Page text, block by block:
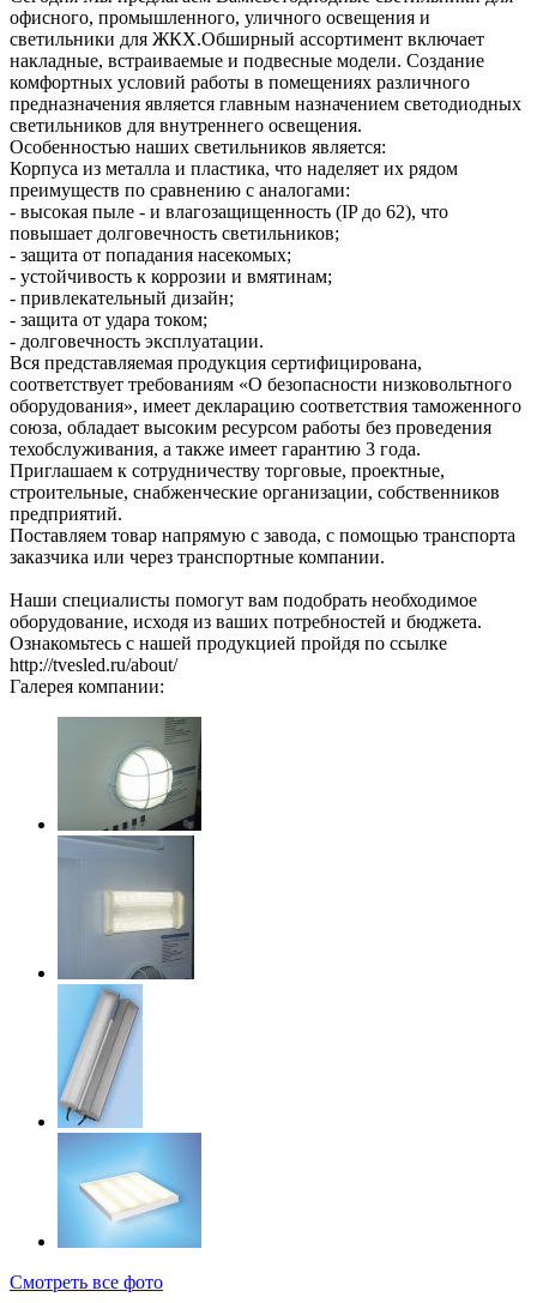
офисного, промышленного, уличного освещения и
светильники для ЖКХ.Обширный ассортимент включает
накладные, встраиваемые и подвесные модели. Создание
комфортных условий работы в помещениях различного
предназначения является главным назначением светодиодных
светильников для внутреннего освещения.
Особенностью наших светильников является:
Корпуса из металла и пластика, что наделяет их рядом
преимуществ по сравнению с аналогами:
- высокая пыле - и влагозащищенность (IP до 62), что
повышает долговечность светильников;
- защита от попадания насекомых;
- устойчивость к коррозии и вмятинам;
- привлекательный дизайн;
- защита от удара током;
- долговечность эксплуатации.
Вся представляемая продукция сертифицирована,
соответствует требованиям «О безопасности низковольтного
оборудования», имеет декларацию соответствия таможенного
союза, обладает высоким ресурсом работы без проведения
техобслуживания, а также имеет гарантию 3 года.
Приглашаем к сотрудничеству торговые, проектные,
строительные, снабженческие организации, собственников
предприятий.
Поставляем товар напрямую с завода, с помощью транспорта
заказчика или через транспортные компании.
Наши специалисты помогут вам подобрать необходимое
оборудование, исходя из ваших потребностей и бюджета.
Ознакомьтесь с нашей продукцией пройдя по ссылке
http://tvesled.ru/about/
Галерея компании:
Смотреть все фото